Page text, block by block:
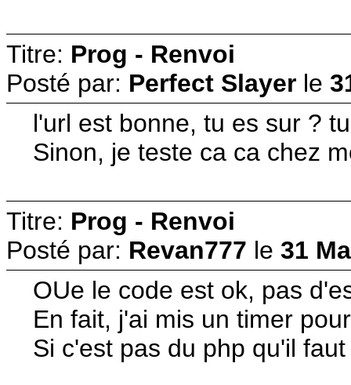
Titre: Prog - Renvoi
Posté par: Perfect Slayer le
l'url est bonne, tu es sur ?
Sinon, je teste ca ca chez
Titre: Prog - Renvoi
Posté par: Revan777 le 31
OUe le code est ok, pas
En fait, j'ai mis un timer
Si c'est pas du php qu'il